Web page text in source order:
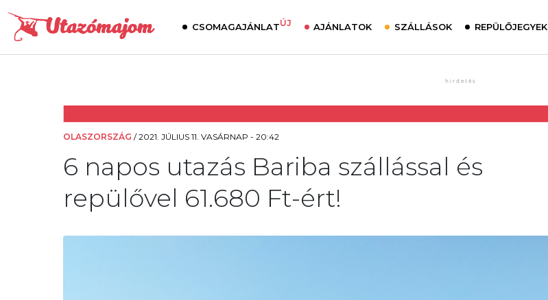
CSOMAGAJÁNLATÚJ AJÁNLATOK SZÁLLÁSOK REPÜLŐJEGYEK
OLASZORSZÁG /2021. JÚLIUS 11. VASÁRNAP - 20:42
6 napos utazás Bariba szállással és
repülővel 61.680 Ft-ért!